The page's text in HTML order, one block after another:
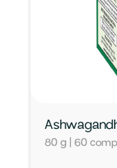
80 g | 60